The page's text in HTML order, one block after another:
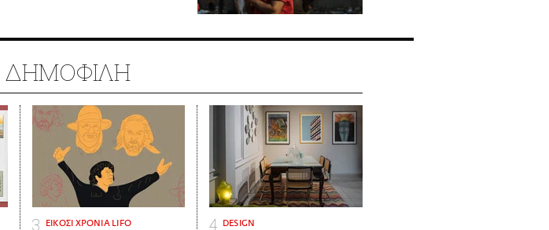
ΔΗΜΟΦΙΛΗ
ΕΙΚΟΣΙ ΧΡΟΝΙΑ LIFO DESIGN